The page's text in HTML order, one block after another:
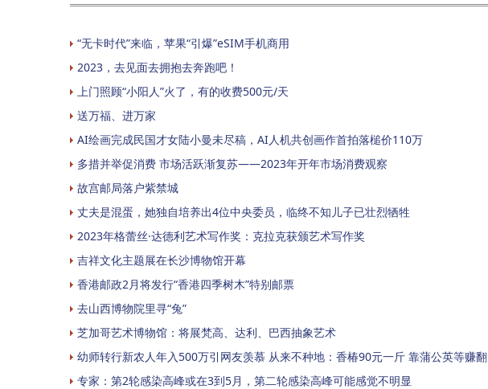
“无卡时代”来临，苹果“引爆”eSIM手机商用
2023，去见面去拥抱去奔跑吧！
上门照顾“小阳人”火了，有的收费500元/天
送万福、进万家
AI绘画完成民国才女陆小曼未尽稿，AI人机共创画作首拍落槌价110万
多措并举促消费 市场活跃渐复苏——2023年开年市场消费观察
故宫邮局落户紫禁城
丈夫是混蛋，她独自培养出4位中央委员，临终不知儿子已壮烈牺牲
2023年格蕾丝·达德利艺术写作奖：克拉克获颁艺术写作奖
吉祥文化主题展在长沙博物馆开幕
香港邮政2月将发行“香港四季树木”特别邮票
去山西博物院里寻“兔”
芝加哥艺术博物馆：将展梵高、达利、巴西抽象艺术
幼师转行新农人年入500万引网友羡慕 从来不种地：香椿90元一斤 靠蒲公英等赚翻
专家：第2轮感染高峰或在3到5月，第二轮感染高峰可能感觉不明显